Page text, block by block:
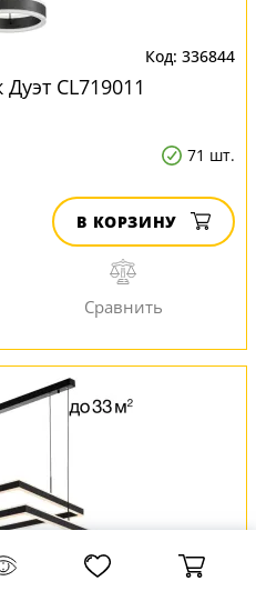
336844
CL719011
71 шт.
В КОРЗИНУ